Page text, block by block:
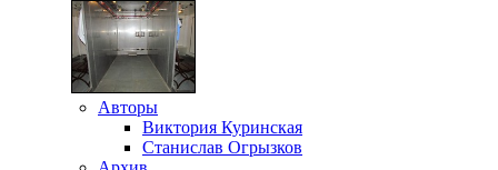
Авторы
Виктория Куринская
Станислав Огрызков